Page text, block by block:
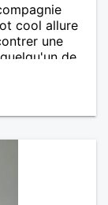
cool allure
une
de